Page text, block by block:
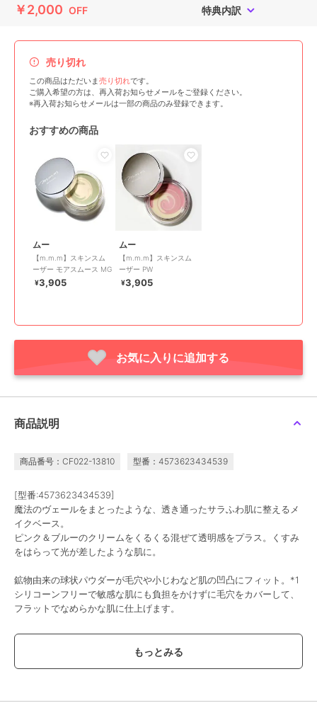
￥2,000 OFF 特典内訳
売り切れ
この商品はただいま売り切れです。
ご購入希望の方は、再入荷お知らせメールをご登録ください。
※再入荷お知らせメールは一部の商品のみ登録できます。
おすすめの商品
ムー
【m.m.m】スキンスム
ーザー モアスムース MG
¥3,905
ムー
【m.m.m】スキンスム
ーザー PW
¥3,905
お気に入りに追加する
商品説明
商品番号：CF022-13810 型番：4573623434539
[型番:4573623434539]
魔法のヴェールをまとったような、透き通ったサラふわ肌に整えるメ
イクベース。
ピンク＆ブルーのクリームをくるくる混ぜて透明感をプラス。くすみ
をはらって光が差したような肌に。
鉱物由来の球状パウダーが毛穴や小じわなど肌の凹凸にフィット。*1
シリコーンフリーで敏感な肌にも負担をかけずに毛穴をカバーして、
フラットでなめらかな肌に仕上げます。
皮脂吸着パウダー(シリカ)が余分な皮脂をキャッチ。
軽やかな質感で肌なじみのよい植物オイル*2を配合することでテカリ
や皮脂崩れを防ぎながらお肌のうるおいをキープ。